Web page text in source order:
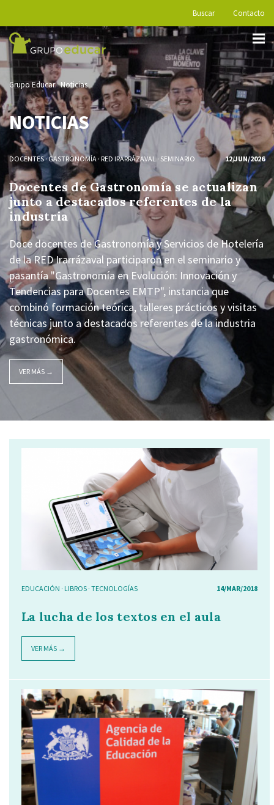
Buscar Contacto
Grupo Educar Noticias
NOTICIAS
DOCENTES·GASTRONOMÍA · RED IRARRÁZAVAL· SEMINARIO 12/JUN/2026
Docentes de Gastronomía se actualizan
junto a destacados referentes de la
industria
Doce docentes de Gastronomía y Servicios de Hotelería
de la RED Irarrázaval participaron en el seminario y
pasantía "Gastronomía en Evolución: Innovación y
Tendencias para Docentes EMTP", instancia que
combinó formación teórica, talleres prácticos y visitas
técnicas junto a destacados referentes de la industria
gastronómica.
VER MÁS →
EDUCACIÓN · LIBROS · TECNOLOGÍAS 14/MAR/2018
La lucha de los textos en el aula
VER MÁS →